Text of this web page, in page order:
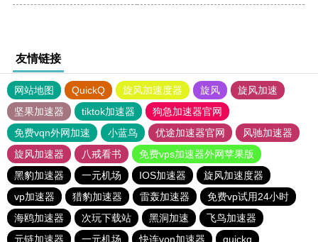
友情链接
网站地图 QuickQ 旋风加速度器 旋风
旋风加速
坚果加速器
tiktok加速器
狗急加速器官网
免费vqn外网加速
小蓝鸟 优途加速器官网
风驰加速器
旋风加速器
八戒看书
免费vps加速器外网苹果版
黑豹加速器
一元机场 IOS加速器
旋风加速度器
vp加速器
猎豹加速器 雷轰加速器
免费vp试用24小时
海鸥加速器
次玩下载站 黑洞加速
飞鸟加速器
元链加速器
一元机场 快连vρn加速器 quickq